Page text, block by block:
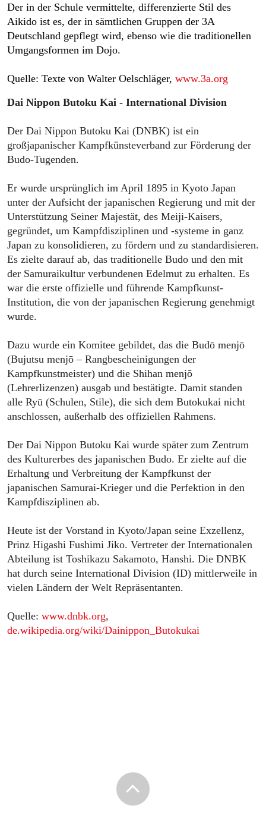
Der in der Schule vermittelte, differenzierte Stil des
Aikido ist es, der in sämtlichen Gruppen der 3A
Deutschland gepflegt wird, ebenso wie die traditionellen
Umgangsformen im Dojo.
Quelle: Texte von Walter Oelschläger, www.3a.org
Dai Nippon Butoku Kai - International Division
Der Dai Nippon Butoku Kai (DNBK) ist ein
großjapanischer Kampfkünsteverband zur Förderung der
Budo-Tugenden.
Er wurde ursprünglich im April 1895 in Kyoto Japan
unter der Aufsicht der japanischen Regierung und mit der
Unterstützung Seiner Majestät, des Meiji-Kaisers,
gegründet, um Kampfdisziplinen und -systeme in ganz
Japan zu konsolidieren, zu fördern und zu standardisieren.
Es zielte darauf ab, das traditionelle Budo und den mit
der Samuraikultur verbundenen Edelmut zu erhalten. Es
war die erste offizielle und führende Kampfkunst-
Institution, die von der japanischen Regierung genehmigt
wurde.
Dazu wurde ein Komitee gebildet, das die Budō menjō
(Bujutsu menjō – Rangbescheinigungen der
Kampfkunstmeister) und die Shihan menjō
(Lehrerlizenzen) ausgab und bestätigte. Damit standen
alle Ryū (Schulen, Stile), die sich dem Butokukai nicht
anschlossen, außerhalb des offiziellen Rahmens.
Der Dai Nippon Butoku Kai wurde später zum Zentrum
des Kulturerbes des japanischen Budo. Er zielte auf die
Erhaltung und Verbreitung der Kampfkunst der
japanischen Samurai-Krieger und die Perfektion in den
Kampfdisziplinen ab.
Heute ist der Vorstand in Kyoto/Japan seine Exzellenz,
Prinz Higashi Fushimi Jiko. Vertreter der Internationalen
Abteilung ist Toshikazu Sakamoto, Hanshi. Die DNBK
hat durch seine International Division (ID) mittlerweile in
vielen Ländern der Welt Repräsentanten.
Quelle: www.dnbk.org,
de.wikipedia.org/wiki/Dainippon_Butokukai